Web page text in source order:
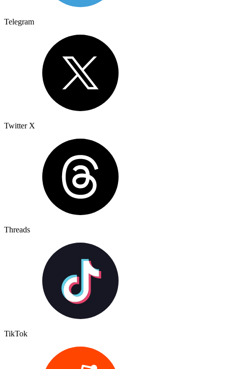
Telegram
Twitter X
Threads
TikTok